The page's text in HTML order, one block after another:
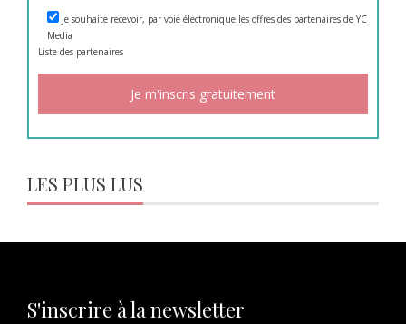
Je souhaite recevoir, par voie électronique les offres des partenaires de YC
Media
Liste des partenaires
LES PLUS LUS
S'inscrire à la newsletter